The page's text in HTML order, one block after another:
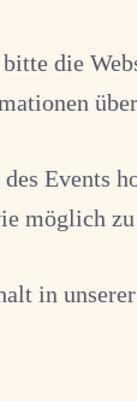
die
Events
möglich
in